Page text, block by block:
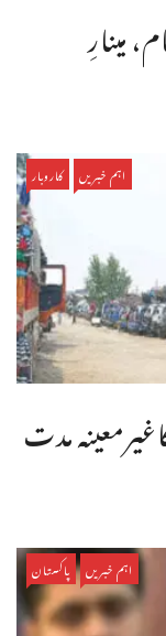
مینارِ
اہم خبریں کاروبار
مدت
اہم خبریں پاکستان